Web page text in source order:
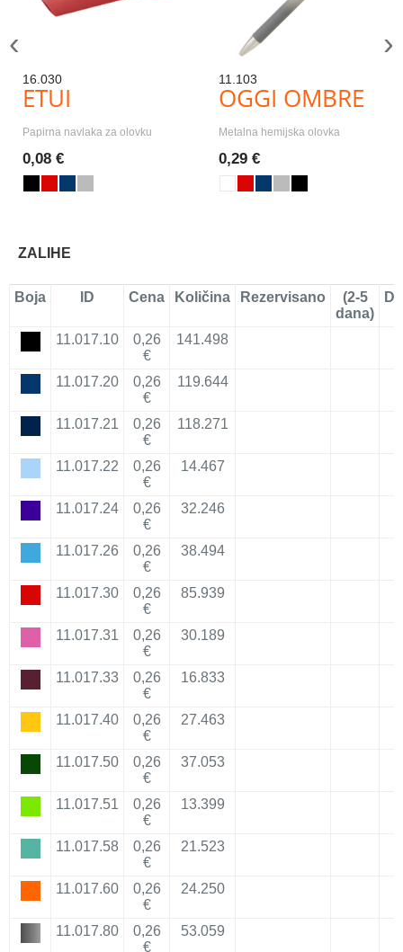
16.030
ETUI
Papirna navlaka za olovku
0,08 €
11.103
OGGI OMBRE
Metalna hemijska olovka
0,29 €
‹ ›
ZALIHE
Boja ID Cena Količina Rezervisano
(2-5
dana)
11.017.10
0,26
€
141.498
11.017.20
0,26
€
119.644
11.017.21
0,26
€
118.271
11.017.22
0,26
€
14.467
11.017.24
0,26
€
32.246
11.017.26
0,26
€
38.494
11.017.30
0,26
€
85.939
11.017.31
0,26
€
30.189
11.017.33
0,26
€
16.833
11.017.40
0,26
€
27.463
11.017.50
0,26
€
37.053
11.017.51
0,26
€
13.399
11.017.58
0,26
€
21.523
11.017.60
0,26
€
24.250
11.017.80
0,26
€
53.059